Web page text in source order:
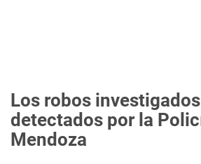
Los robos
detectados por la
Mendoza